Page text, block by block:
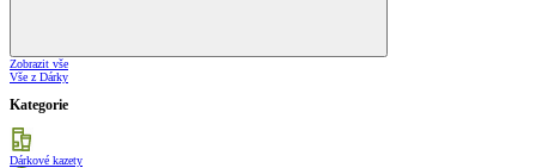
Zobrazit vše
Vše z Dárky
Kategorie
Dárkové kazety